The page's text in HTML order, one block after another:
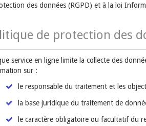
des données (RGPD) et à la loi
de protection des
service en ligne limite la collecte des
sur :
le responsable du traitement et les
la base juridique du traitement de
le caractère obligatoire ou facultatif du